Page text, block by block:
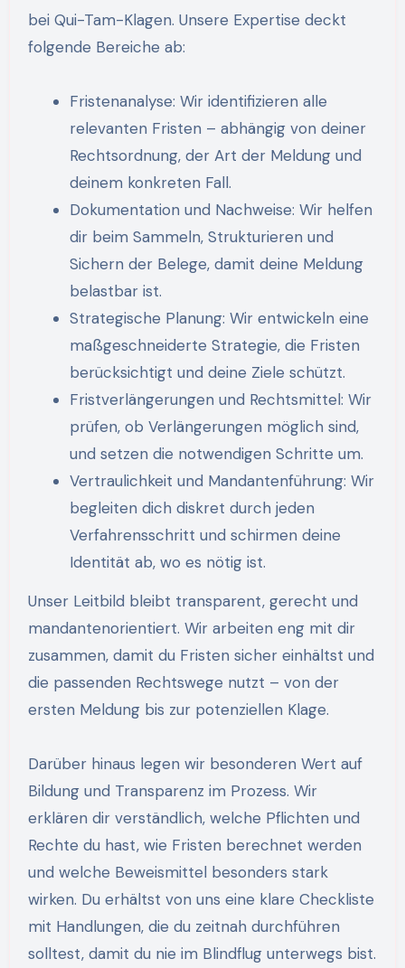
bei Qui-Tam-Klagen. Unsere Expertise deckt
folgende Bereiche ab:
Fristenanalyse: Wir identifizieren alle
relevanten Fristen – abhängig von deiner
Rechtsordnung, der Art der Meldung und
deinem konkreten Fall.
Dokumentation und Nachweise: Wir helfen
dir beim Sammeln, Strukturieren und
Sichern der Belege, damit deine Meldung
belastbar ist.
Strategische Planung: Wir entwickeln eine
maßgeschneiderte Strategie, die Fristen
berücksichtigt und deine Ziele schützt.
Fristverlängerungen und Rechtsmittel: Wir
prüfen, ob Verlängerungen möglich sind,
und setzen die notwendigen Schritte um.
Vertraulichkeit und Mandantenführung: Wir
begleiten dich diskret durch jeden
Verfahrensschritt und schirmen deine
Identität ab, wo es nötig ist.
Unser Leitbild bleibt transparent, gerecht und
mandantenorientiert. Wir arbeiten eng mit dir
zusammen, damit du Fristen sicher einhältst und
die passenden Rechtswege nutzt – von der
ersten Meldung bis zur potenziellen Klage.
Darüber hinaus legen wir besonderen Wert auf
Bildung und Transparenz im Prozess. Wir
erklären dir verständlich, welche Pflichten und
Rechte du hast, wie Fristen berechnet werden
und welche Beweismittel besonders stark
wirken. Du erhältst von uns eine klare Checkliste
mit Handlungen, die du zeitnah durchführen
solltest, damit du nie im Blindflug unterwegs bist.